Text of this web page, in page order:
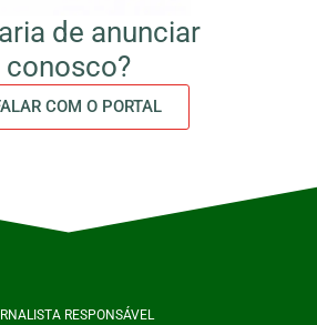
de anunciar
conosco?
COM O PORTAL
RESPONSÁVEL